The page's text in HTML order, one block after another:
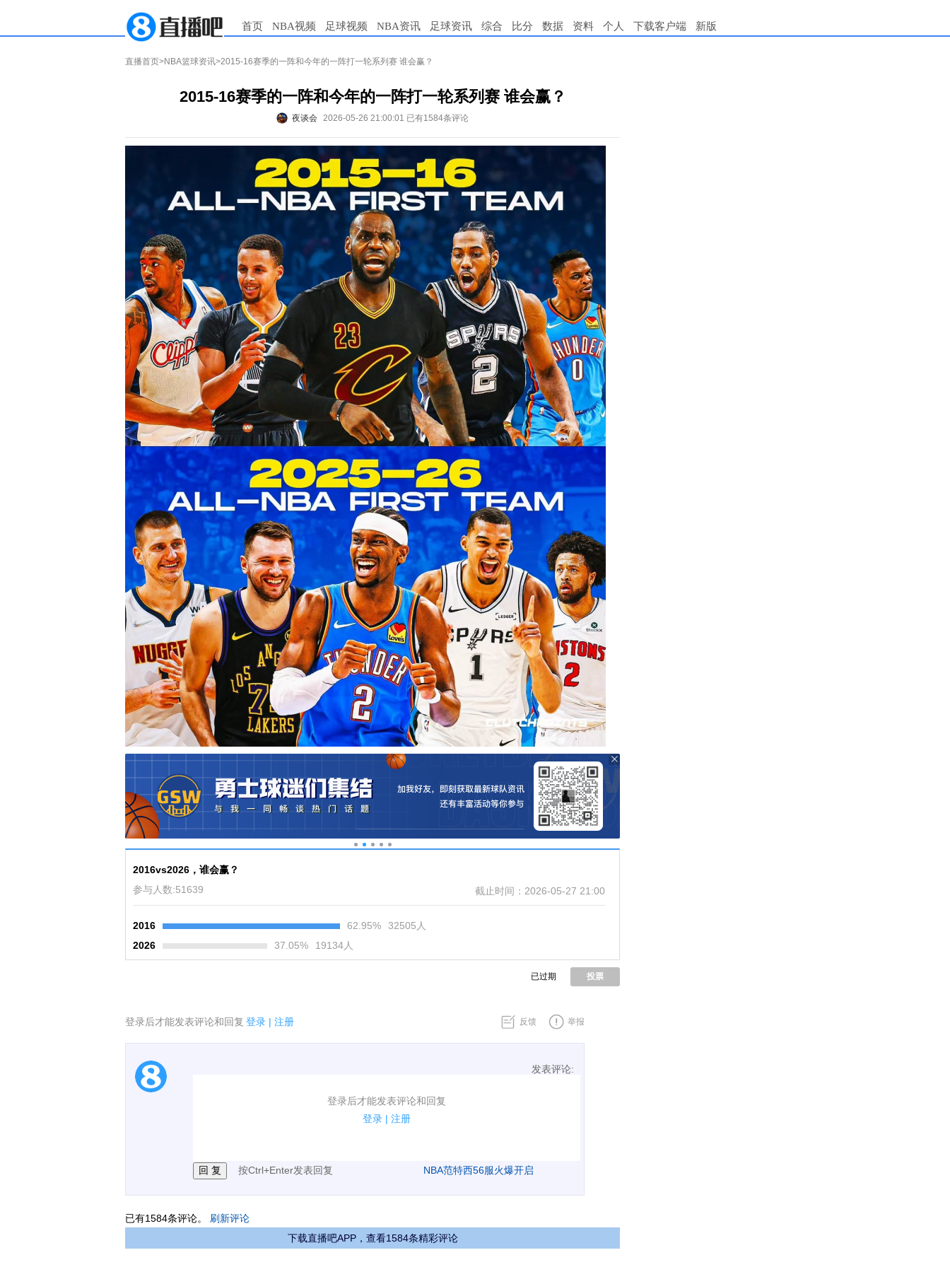
首页 NBA视频 足球视频 NBA资讯 足球资讯 综合 比分 数据 资料 个人 下载客户端 新版
直播首页>NBA篮球资讯>2015-16赛季的一阵和今年的一阵打一轮系列赛 谁会赢？
2015-16赛季的一阵和今年的一阵打一轮系列赛 谁会赢？
夜谈会 2026-05-26 21:00:01 已有1584条评论
2016vs2026，谁会赢？
参与人数:51639 截止时间： 2026-05-27 21:00
2016 62.95% 32505 人
2026
37.05% 19134人
已过期 投票
登录后才能发表评论和回复 登录 | 注册 反馈 举报
发表评论:
登录后才能发表评论和回复
登录 | 注册
1.电脑端新用户可以发表评论了！
按Ctrl+Enter发表回复 NBA范特西56服火爆开启
已有1584条评论。 刷新评论
下载直播吧APP，查看1584条精彩评论